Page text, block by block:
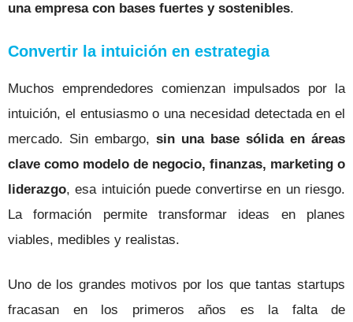
una empresa con bases fuertes y sostenibles.
Convertir la intuición en estrategia
Muchos emprendedores comienzan impulsados por la
intuición, el entusiasmo o una necesidad detectada en el
mercado. Sin embargo, sin una base sólida en áreas
clave como modelo de negocio, finanzas, marketing o
liderazgo, esa intuición puede convertirse en un riesgo.
La formación permite transformar ideas en planes
viables, medibles y realistas.
Uno de los grandes motivos por los que tantas startups
fracasan en los primeros años es la falta de